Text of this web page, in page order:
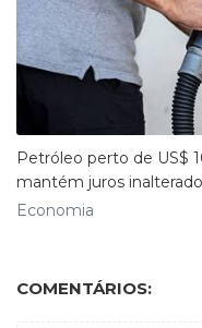
Petróleo perto de US$
mantém juros
Economia
COMENTÁRIOS: